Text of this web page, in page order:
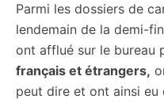
Parmi les dossiers de
lendemain de la demi-
ont afflué sur le bureau
français et étrangers,
peut dire et ont ainsi